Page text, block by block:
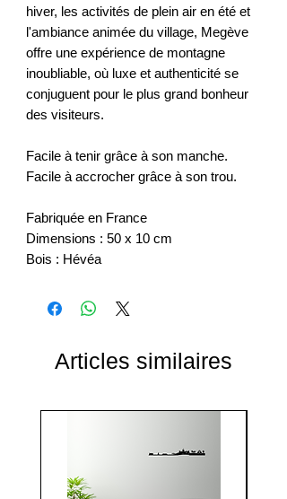
hiver, les activités de plein air en été et
l'ambiance animée du village, Megève
offre une expérience de montagne
inoubliable, où luxe et authenticité se
conjuguent pour le plus grand bonheur
des visiteurs.
Facile à tenir grâce à son manche.
Facile à accrocher grâce à son trou.
Fabriquée en France
Dimensions : 50 x 10 cm
Bois : Hévéa
Articles similaires